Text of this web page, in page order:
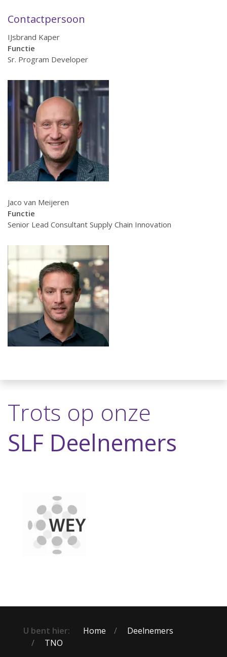
Contactpersoon
IJsbrand Kaper
Functie
Sr. Program Developer
Jaco van Meijeren
Functie
Senior Lead Consultant Supply Chain Innovation
Trots op onze
SLF Deelnemers
U bent hier: Home
Deelnemers
TNO